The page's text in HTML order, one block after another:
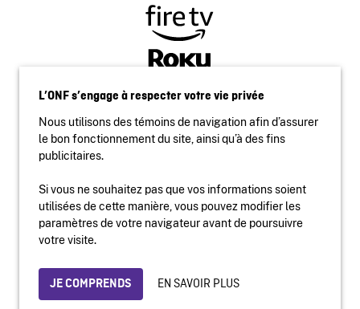
Accessibilité
Protection des renseignements personnels
© 2026 Office national du film du Canada
L’ONF s’engage à respecter votre vie privée
Nous utilisons des témoins de navigation afin d’assurer
le bon fonctionnement du site, ainsi qu’à des fins
publicitaires.
Si vous ne souhaitez pas que vos informations soient
utilisées de cette manière, vous pouvez modifier les
paramètres de votre navigateur avant de poursuivre
votre visite.
JE COMPRENDS EN SAVOIR PLUS